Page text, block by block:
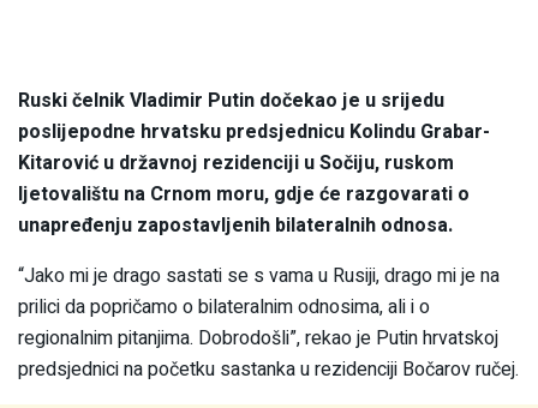
Ruski čelnik Vladimir Putin dočekao je u srijedu
poslijepodne hrvatsku predsjednicu Kolindu Grabar-
Kitarović u državnoj rezidenciji u Sočiju, ruskom
ljetovalištu na Crnom moru, gdje će razgovarati o
unapređenju zapostavljenih bilateralnih odnosa.
“Jako mi je drago sastati se s vama u Rusiji, drago mi je na
prilici da popričamo o bilateralnim odnosima, ali i o
regionalnim pitanjima. Dobrodošli”, rekao je Putin hrvatskoj
predsjednici na početku sastanka u rezidenciji Bočarov ručej.